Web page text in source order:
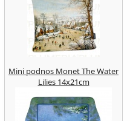
Mini podnos Monet The Water
Lilies 14x21cm